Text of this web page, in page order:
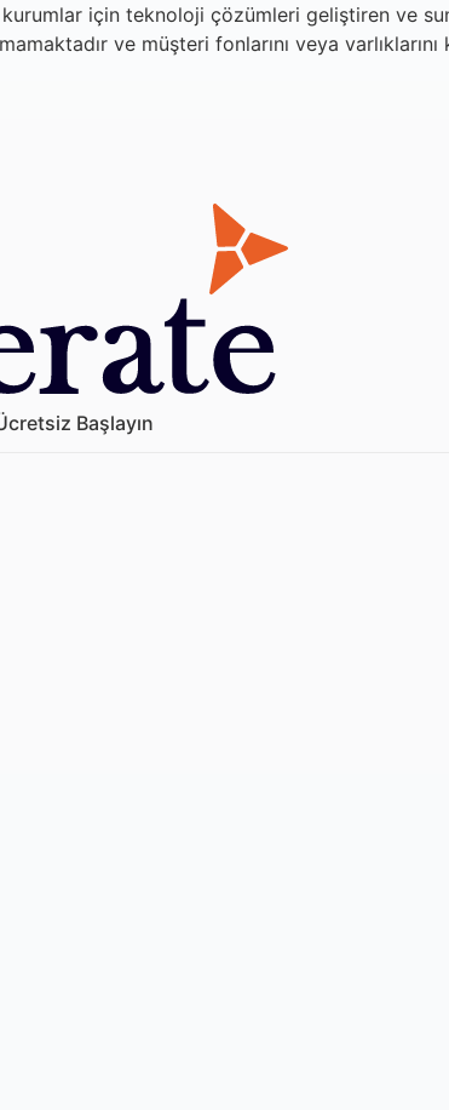
için teknoloji çözümleri geliştiren ve
ve müşteri fonlarını veya
Başlayın